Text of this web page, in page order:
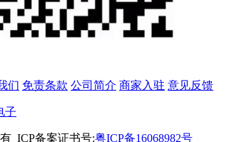
们 免责条款 公司简介 商家入驻 意见反馈
子
ICP备案证书号:粤ICP备16068982号